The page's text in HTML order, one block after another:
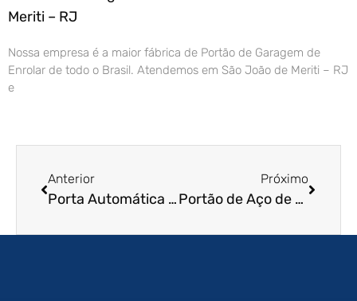
Meriti – RJ
Nossa empresa é a maior fábrica de Portão de Garagem de
Enrolar de todo o Brasil. Atendemos em São João de Meriti – RJ
e
Anterior
Porta Automática de Enrolar em Arujá – SP
Próximo
Portão de Aço de Enrolar em Suzano – SP